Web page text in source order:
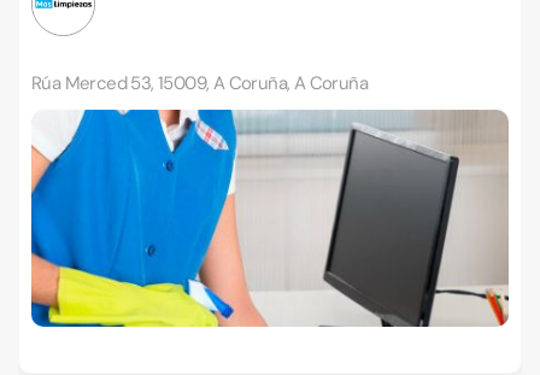
Rúa Merced 53, 15009, A Coruña, A Coruña